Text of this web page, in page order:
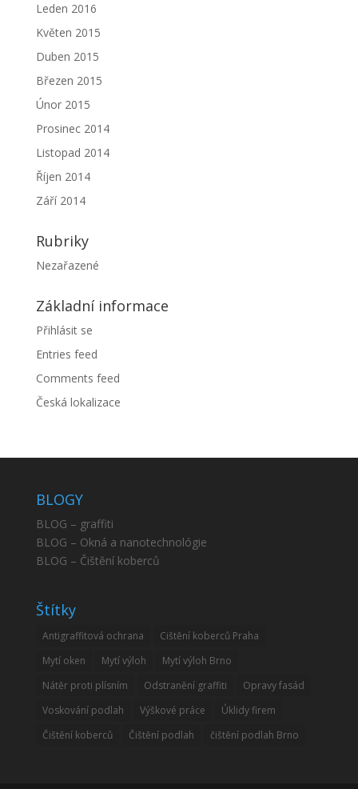
Leden 2016
Květen 2015
Duben 2015
Březen 2015
Únor 2015
Prosinec 2014
Listopad 2014
Říjen 2014
Září 2014
Rubriky
Nezařazené
Základní informace
Přihlásit se
Entries feed
Comments feed
Česká lokalizace
BLOGY
BLOG – graffiti
BLOG – Okná a nanotechnológie
BLOG – Čištění koberců
Štítky
Antigraffitová ochrana
Cištění koberců Praha
Mytí oken
Mytí výloh
Mytí výloh Brno
Nátěr proti plísním
Odstranění graffiti
Opravy fasád
Voskování podlah
Výškové práce
Úklidy firem
Čištění koberců
Čištění podlah čištění podlah Brno